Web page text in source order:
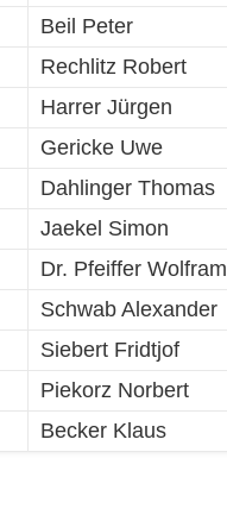
Beil Peter
Rechlitz Robert
Harrer Jürgen
Gericke Uwe
Dahlinger Thomas
Jaekel Simon
Dr. Pfeiffer Wolfram
Schwab Alexander
Siebert Fridtjof
Piekorz Norbert
Becker Klaus